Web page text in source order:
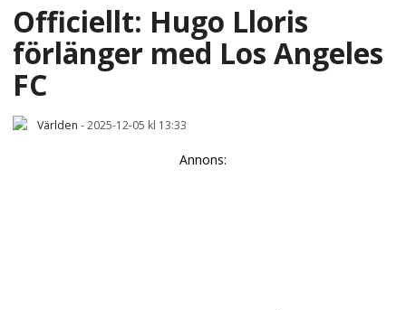
Officiellt: Hugo Lloris
förlänger med Los Angeles
FC
Världen -2025-12-05 kl 13:33
Annons: